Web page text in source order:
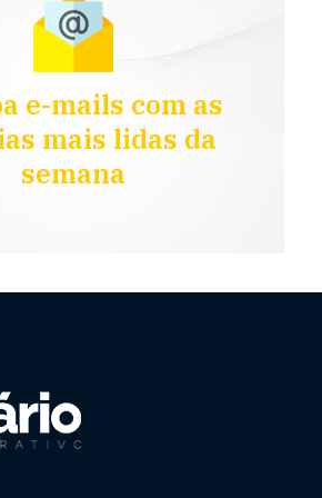
e-mails com as
mais lidas da
semana